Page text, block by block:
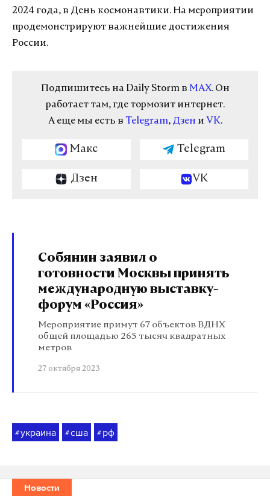
2024 года, в День космонавтики. На мероприятии
продемонстрируют важнейшие достижения
России.
Подпишитесь на Daily Storm в MAX. Он
работает там, где тормозит интернет.
А еще мы есть в Telegram, Дзен и VK.
Макс Telegram
Дзен VK
Собянин заявил о
готовности Москвы принять
международную выставку-
форум «Россия»
Мероприятие примут 67 объектов ВДНХ
общей площадью 265 тысяч квадратных
метров
27 октября 2023
#украина #сша # рф
Новости